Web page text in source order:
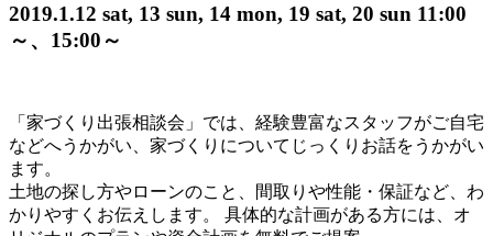
2019.1.12 sat, 13 sun, 14 mon, 19 sat, 20 sun 11:00
～、15:00～
「家づくり出張相談会」では、経験豊富なスタッフがご自宅
などへうかがい、家づくりについてじっくりお話をうかがい
ます。
土地の探し方やローンのこと、間取りや性能・保証など、わ
かりやすくお伝えします。 具体的な計画がある方には、オ